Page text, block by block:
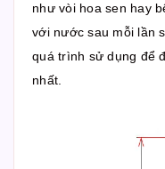
như vòi hoa sen hay
với nước sau mỗi lần
quá trình sử dụng để
nhất.